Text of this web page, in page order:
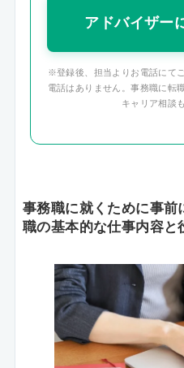
アドバイザー
※登録後、担当よりお電話にて
電話はありません。事務職に転
キャリア相談
事務職に就くために事前
職の基本的な仕事内容と